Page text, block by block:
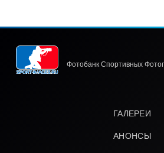
Фотобанк Спортивных
ГАЛЕРЕИ
АНОНСЫ